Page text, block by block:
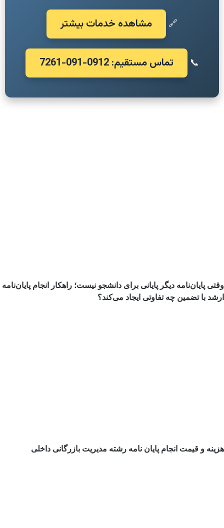
🔗 مشاهده خدمات بیشتر
📞 تماس مستقیم: 0912-091-7261
وقتی پایان‌نامه دیگر پایانی برای دانشجو نیست؛ راهکار انجام پایان‌نامه
ارشد با تضمین چه تفاوتی ایجاد می‌کند؟
هزینه و قیمت انجام پایان نامه رشته مدیریت بازرگانی داخلی